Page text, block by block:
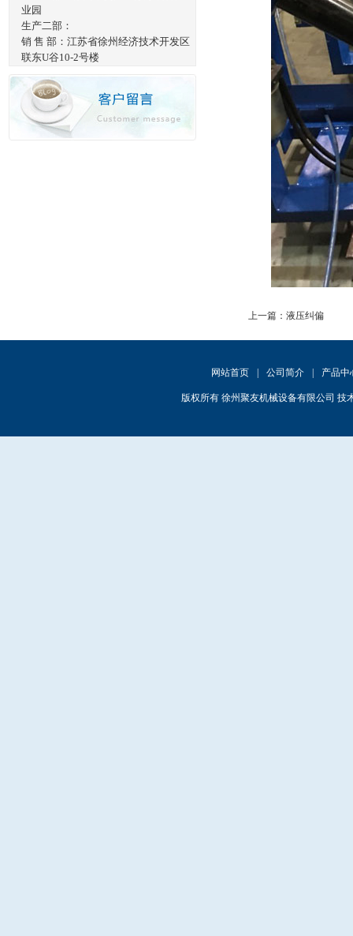
业园
生产二部：
销 售 部：江苏省徐州经济技术开发区
联东U谷10-2号楼
上一篇： 液压纠偏
网站首页 公司简介 产品中
版权所有 徐州聚友机械设备有限公司 技